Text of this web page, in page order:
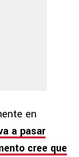
en
a pasar
cree que